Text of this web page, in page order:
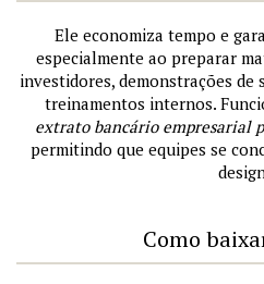
Ele economiza tempo e
especialmente ao preparar
investidores, demonstrações de
treinamentos internos.
extrato bancário empresarial
permitindo que equipes se
Como